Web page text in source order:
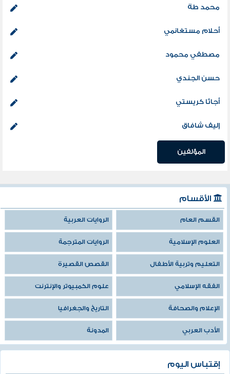
محمد طة
أحلام مستغانمي
مصطفي محمود
حسن الجندي
أجاثا كريستي
إليف شافاق
المؤلفين
الأقسام
القسم العام الروايات العربية
العلوم الإسلامية الروايات المترجمة
التعليم وتربية الأطفال القصص القصيرة
الفقه الإسلامي علوم الكمبيوتر والإنترنت
الإعلام والصحافة التاريخ والجغرافيا
الأدب العربي المدونة
إقتباس اليوم